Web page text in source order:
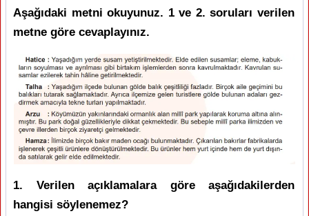
Aşağıdaki metni okuyunuz. 1 ve 2. soruları verilen
metne göre cevaplayınız.
1. Verilen açıklamalara göre aşağıdakilerden
hangisi söylenemez?